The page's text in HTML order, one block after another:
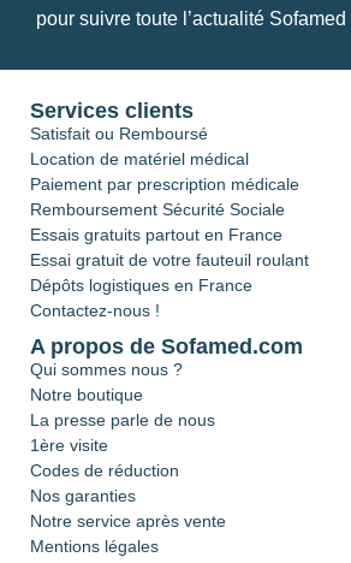
pour suivre toute l’actualité Sofamed
Services clients
Satisfait ou Remboursé
Location de matériel médical
Paiement par prescription médicale
Remboursement Sécurité Sociale
Essais gratuits partout en France
Essai gratuit de votre fauteuil roulant
Dépôts logistiques en France
Contactez-nous !
A propos de Sofamed.com
Qui sommes nous ?
Notre boutique
La presse parle de nous
1ère visite
Codes de réduction
Nos garanties
Notre service après vente
Mentions légales